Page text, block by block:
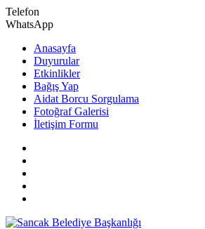
Telefon
WhatsApp
Anasayfa
Duyurular
Etkinlikler
Bağış Yap
Aidat Borcu Sorgulama
Fotoğraf Galerisi
İletişim Formu